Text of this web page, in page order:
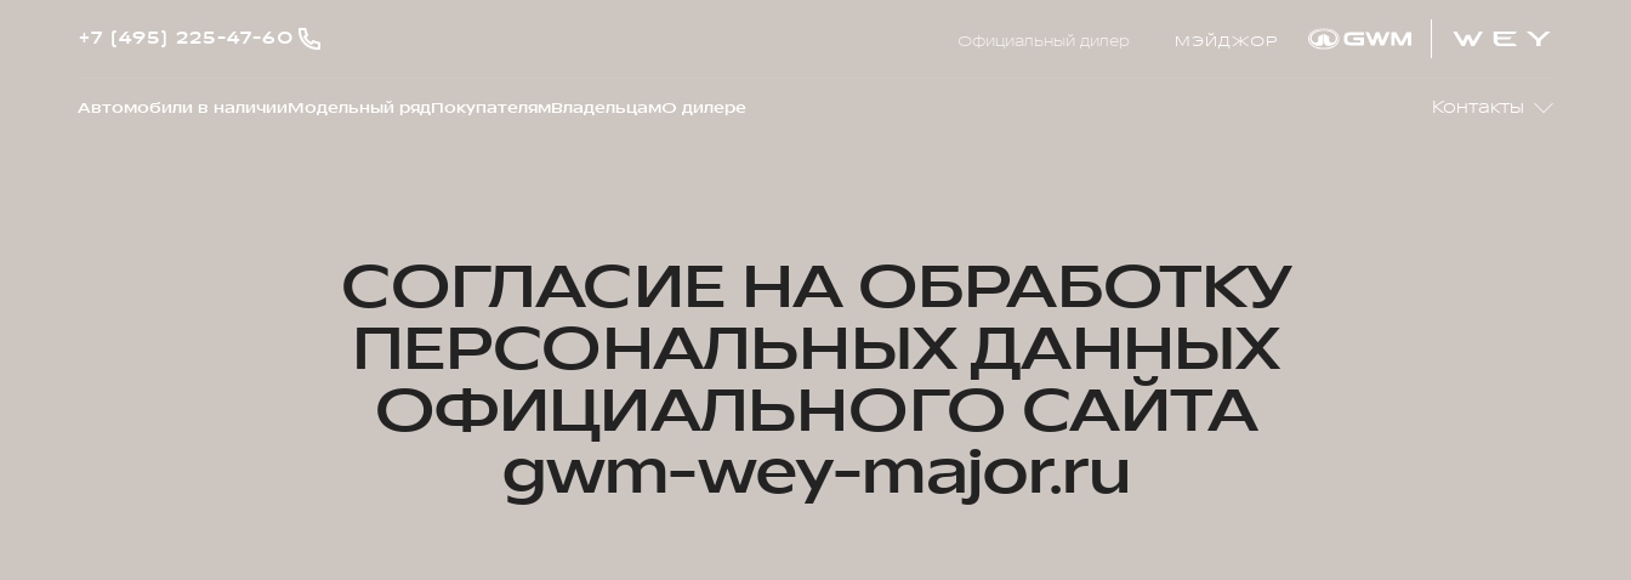
Официальный дилер МЭЙДЖОР
Контакты
+7 (495) 225-47-60
Автомобили в наличииМодельный рядПокупателямВладельцамО дилере
СОГЛАСИЕ НА ОБРАБОТКУ
ПЕРСОНАЛЬНЫХ ДАННЫХ
ОФИЦИАЛЬНОГО САЙТА
gwm-wey-major.ru